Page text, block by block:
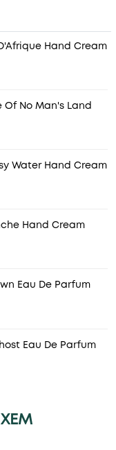
Hand Cream
Of No Man's Land
Water Hand Cream
Hand Cream
Eau De Parfum
Eau De Parfum